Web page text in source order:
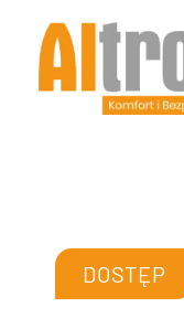
DOSTĘP